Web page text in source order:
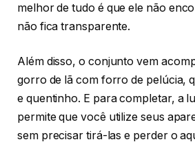
melhor de tudo é que ele não
não fica transparente.
Além disso, o conjunto vem
gorro de lã com forro de pelúcia,
e quentinho. E para completar, a
permite que você utilize seus
sem precisar tirá-las e perder o